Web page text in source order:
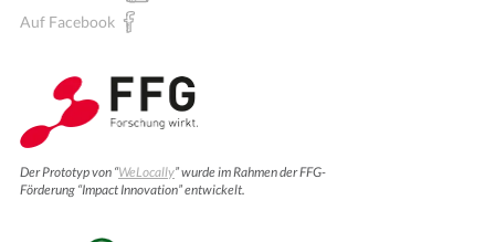
Weiterbildung
Auf Facebook
Der Prototyp von “WeLocally” wurde im Rahmen der FFG-
Förderung “Impact Innovation” entwickelt.